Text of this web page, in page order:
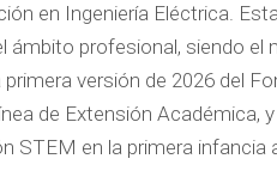
en Ingeniería Eléctrica.
ámbito profesional, siendo el
versión de 2026 del
de Extensión Académica,
STEM en la primera infancia